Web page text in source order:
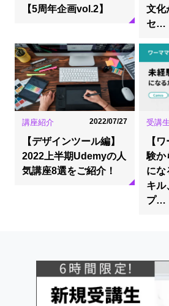
【5周年企画vol.2】
文化
セ…
講座紹介 2022/07/27
【デザインツール編】
2022上半期Udemyの人
気講座8選をご紹介！
受講
【
験か
にな
キル
プ…